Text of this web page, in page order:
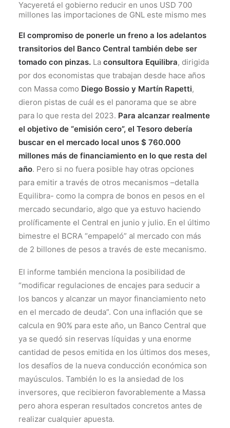
Yacyeretá el gobierno reducir en unos USD 700
millones las importaciones de GNL este mismo mes
El compromiso de ponerle un freno a los adelantos
transitorios del Banco Central también debe ser
tomado con pinzas. La consultora Equilibra, dirigida
por dos economistas que trabajan desde hace años
con Massa como Diego Bossio y Martín Rapetti,
dieron pistas de cuál es el panorama que se abre
para lo que resta del 2023. Para alcanzar realmente
el objetivo de “emisión cero”, el Tesoro debería
buscar en el mercado local unos $ 760.000
millones más de financiamiento en lo que resta del
año. Pero si no fuera posible hay otras opciones
para emitir a través de otros mecanismos –detalla
Equilibra- como la compra de bonos en pesos en el
mercado secundario, algo que ya estuvo haciendo
prolíficamente el Central en junio y julio. En el último
bimestre el BCRA “empapeló” al mercado con más
de 2 billones de pesos a través de este mecanismo.
El informe también menciona la posibilidad de
“modificar regulaciones de encajes para seducir a
los bancos y alcanzar un mayor financiamiento neto
en el mercado de deuda”. Con una inflación que se
calcula en 90% para este año, un Banco Central que
ya se quedó sin reservas líquidas y una enorme
cantidad de pesos emitida en los últimos dos meses,
los desafíos de la nueva conducción económica son
mayúsculos. También lo es la ansiedad de los
inversores, que recibieron favorablemente a Massa
pero ahora esperan resultados concretos antes de
realizar cualquier apuesta.